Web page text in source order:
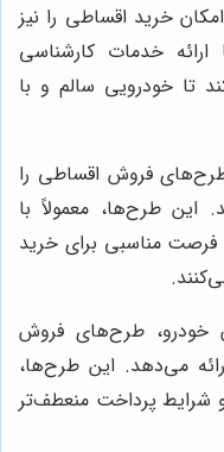
خرید اقساطی را نیز
خدمات کارشناسی
تا خودرویی سالم و با
طرح‌های فروش اقساطی را
این طرح‌ها، معمولاً با
فرصت مناسبی برای خرید
خودرو، طرح‌های فروش
می‌دهد. این طرح‌ها،
شرایط پرداخت منعطف‌تر